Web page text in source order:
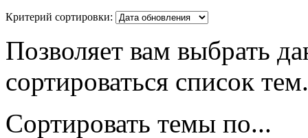
Критерий сортировки:
Позволяет вам выбрать
сортироваться список тем.
Сортировать темы по...